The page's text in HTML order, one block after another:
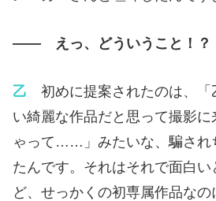
—— えっ、どういうこと！？
乙 初めに提案されたのは、
い綺麗な作品だと思って撮影
ゃって……」みたいな、騙され
たんです。それはそれで面白
ど、せっかくの初専属作品な